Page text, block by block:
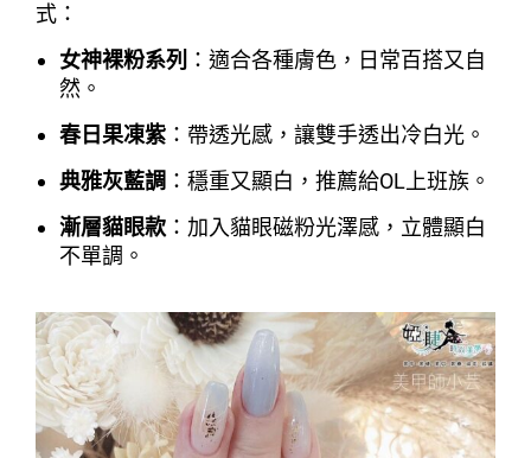
式：
女神裸粉系列 ：適合各種膚色，日常百搭又自
然。
春日果凍紫 ：帶透光感，讓雙手透出冷白光。
典雅灰藍調 ：穩重又顯白，推薦給OL上班族。
漸層貓眼款 ：加入貓眼磁粉光澤感，立體顯白
不單調。